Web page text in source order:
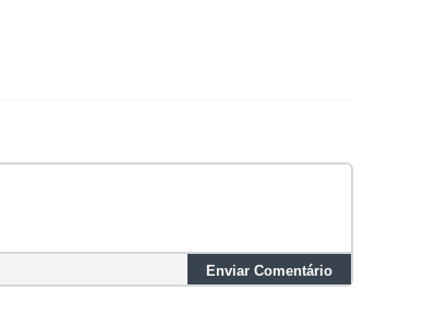
Enviar Comentário